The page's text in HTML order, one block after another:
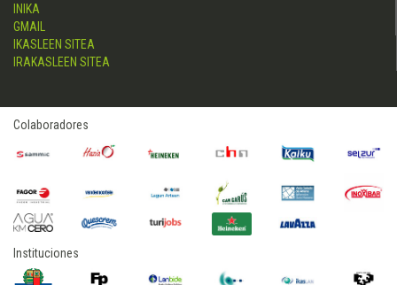
INIKA
GMAIL
IKASLEEN SITEA
IRAKASLEEN SITEA
Colaboradores
Instituciones